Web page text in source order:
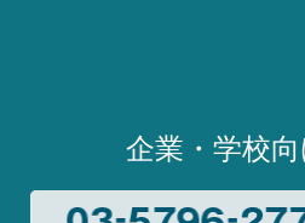
企業・学校